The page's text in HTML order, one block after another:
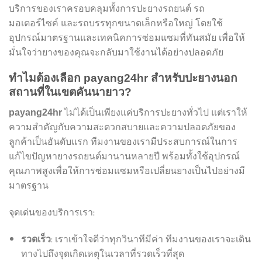
บริการของเราครอบคลุมทั้งการปะยางรถยนต์ รถ
มอเตอร์ไซค์ และรถบรรทุกขนาดเล็กหรือใหญ่ โดยใช้
อุปกรณ์มาตรฐานและเทคนิคการซ่อมแซมที่ทันสมัย เพื่อให้
มั่นใจว่ายางของคุณจะกลับมาใช้งานได้อย่างปลอดภัย
ทำไมต้องเลือก payang24hr สำหรับปะยางนอก
สถานที่ในเขตคันนายาว?
payang24hrไม่ได้เป็นเพียงแค่บริการปะยางทั่วไป แต่เราให้
ความสำคัญกับความสะดวกสบายและความปลอดภัยของ
ลูกค้าเป็นอันดับแรก ทีมงานของเรามีประสบการณ์ในการ
แก้ไขปัญหายางรถยนต์มานานหลายปี พร้อมทั้งใช้อุปกรณ์
คุณภาพสูงเพื่อให้การซ่อมแซมหรือเปลี่ยนยางเป็นไปอย่างมี
มาตรฐาน
จุดเด่นของบริการเรา:
รวดเร็ว: เราเข้าใจดีว่าทุกวินาทีมีค่า ทีมงานของเราจะเดิน
ทางไปถึงจุดเกิดเหตุในเวลาที่รวดเร็วที่สุด